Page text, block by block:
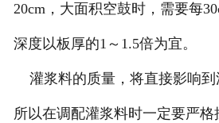
20cm，大面积空鼓时，需要每
深度以板厚的1～1.5倍为宜。
灌浆料的质量，将直接影响到
所以在调配灌浆料时一定要严